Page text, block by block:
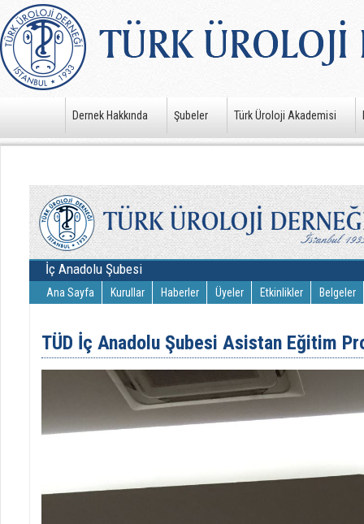
Dernek Hakkında Şubeler Türk Üroloji Akademisi
İç Anadolu Şubesi
Ana Sayfa Kurullar Haberler Üyeler Etkinlikler Belgeler
TÜD İç Anadolu Şubesi Asistan Eğitim